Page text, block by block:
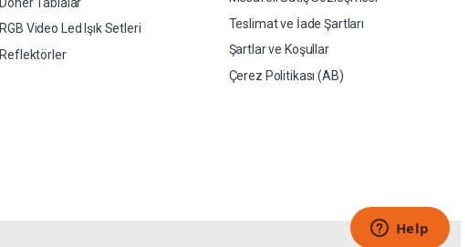
RGB Video Led Işık Setleri
Reflektörler
Teslimat ve İade Şartları
Şartlar ve Koşullar
Çerez Politikası (AB)